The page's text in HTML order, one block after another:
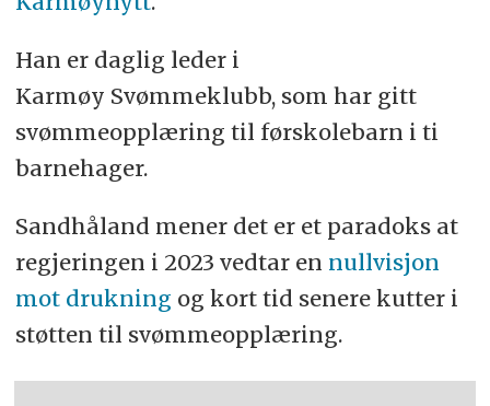
Han er daglig leder i
Karmøy Svømmeklubb, som har gitt
svømmeopplæring til førskolebarn i ti
barnehager.
Sandhåland mener det er et paradoks at
regjeringen i 2023 vedtar en nullvisjon
mot drukning og kort tid senere kutter i
støtten til svømmeopplæring.